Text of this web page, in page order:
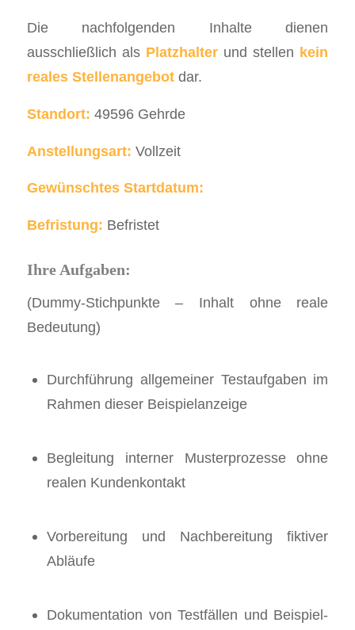
Die nachfolgenden Inhalte dienen
ausschließlich als Platzhalterund stellen kein
reales Stellenangebotdar.
Standort: 49596 Gehrde
Anstellungsart: Vollzeit
Gewünschtes Startdatum:
Befristung: Befristet
Ihre Aufgaben:
(Dummy-Stichpunkte – Inhalt ohne reale
Bedeutung)
Durchführung allgemeiner Testaufgaben im
Rahmen dieser Beispielanzeige
Begleitung interner Musterprozesse ohne
realen Kundenkontakt
Vorbereitung und Nachbereitung fiktiver
Abläufe
Dokumentation von Testfällen und Beispiel-